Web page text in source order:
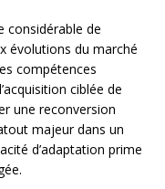
considérable de
évolutions du marché
compétences
ciblée de
une reconversion
majeur dans un
d’adaptation prime